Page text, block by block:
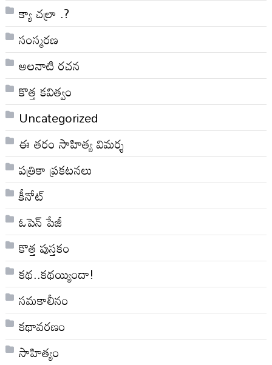
క్యా చల్రా .?
సంస్మరణ
అలనాటి రచన
కొత్త కవిత్వం
Uncategorized
ఈ తరం సాహిత్య విమర్శ
పత్రికా ప్రకటనలు
కీనోట్
ఓపెన్ పేజీ
కొత్త పుస్తకం
కథ..కథయ్యిందా!
సమకాలీనం
కథావరణం
సాహిత్యం